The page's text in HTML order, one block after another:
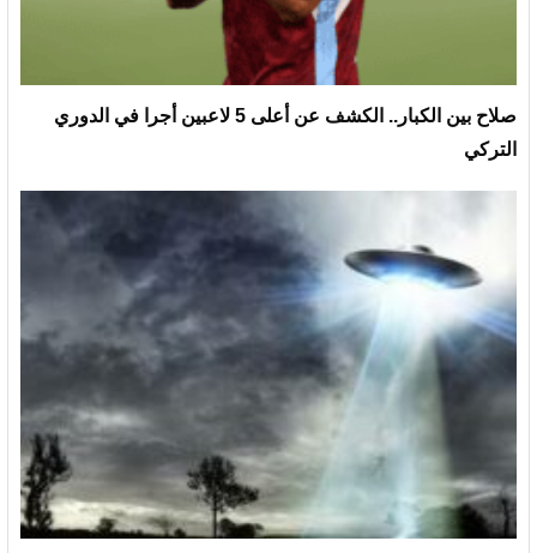
صلاح بين الكبار.. الكشف عن أعلى 5 لاعبين أجرا في الدوري
التركي